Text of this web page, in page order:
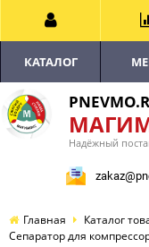
Надёжный
КАТАЛОГ
Главная Каталог
Сепаратор для